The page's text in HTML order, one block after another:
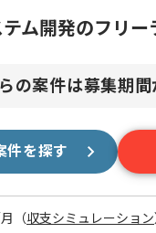
テム開発のフリ
の案件は募集期
件を探す
（収支シミュレーション